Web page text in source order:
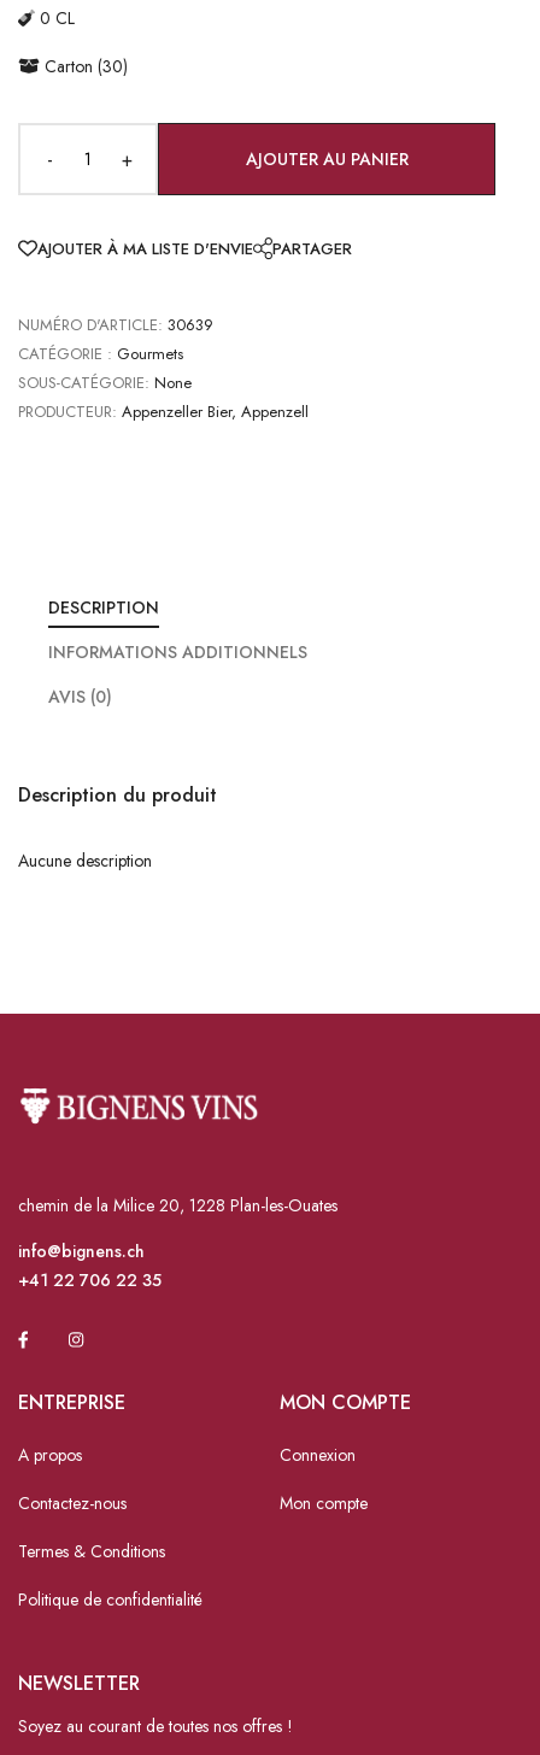
0 CL
Carton (30)
- + AJOUTER AU PANIER
AJOUTER À MA LISTE D'ENVIE PARTAGER
NUMÉRO D'ARTICLE: 30639
CATÉGORIE : Gourmets
SOUS-CATÉGORIE: None
PRODUCTEUR: Appenzeller Bier, Appenzell
DESCRIPTION
INFORMATIONS ADDITIONNELS
AVIS (0)
Description du produit
Aucune description
chemin de la Milice 20, 1228 Plan-les-Ouates
info@bignens.ch
+41 22 706 22 35
ENTREPRISE
A propos
Contactez-nous
Termes & Conditions
Politique de confidentialité
MON COMPTE
Connexion
Mon compte
NEWSLETTER
Soyez au courant de toutes nos offres !